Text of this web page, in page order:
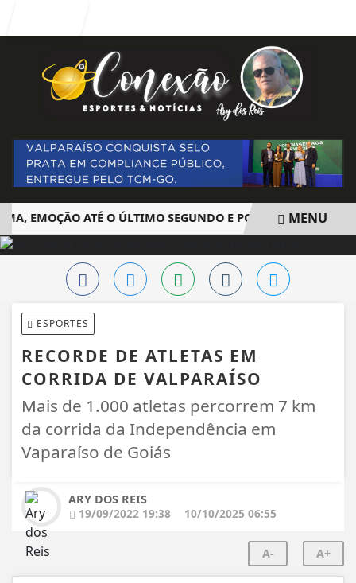
EMOÇÃO ATÉ O ÚLTIMO SEGUNDO E POLÊMICA. BIG
MENU
ESPORTES
RECORDE DE ATLETAS EM
CORRIDA DE VALPARAÍSO
Mais de 1.000 atletas percorrem 7 km
da corrida da Independência em
Vaparaíso de Goiás
ARY DOS REIS
19/09/2022 19:38
10/10/2025 06:55
A- A+